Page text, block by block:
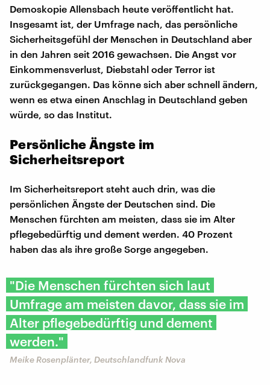
Demoskopie Allensbach heute veröffentlicht hat.
Insgesamt ist, der Umfrage nach, das persönliche
Sicherheitsgefühl der Menschen in Deutschland aber
in den Jahren seit 2016 gewachsen. Die Angst vor
Einkommensverlust, Diebstahl oder Terror ist
zurückgegangen. Das könne sich aber schnell ändern,
wenn es etwa einen Anschlag in Deutschland geben
würde, so das Institut.
Persönliche Ängste im
Sicherheitsreport
Im Sicherheitsreport steht auch drin, was die
persönlichen Ängste der Deutschen sind. Die
Menschen fürchten am meisten, dass sie im Alter
pflegebedürftig und dement werden. 40 Prozent
haben das als ihre große Sorge angegeben.
"Die Menschen fürchten sich laut
Umfrage am meisten davor, dass sie im
Alter pflegebedürftig und dement
werden."
Meike Rosenplänter, Deutschlandfunk Nova